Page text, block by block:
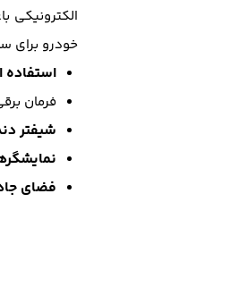
الکترونیکی
خودرو برای
استفاده
فرمان
شیفتر
فضای